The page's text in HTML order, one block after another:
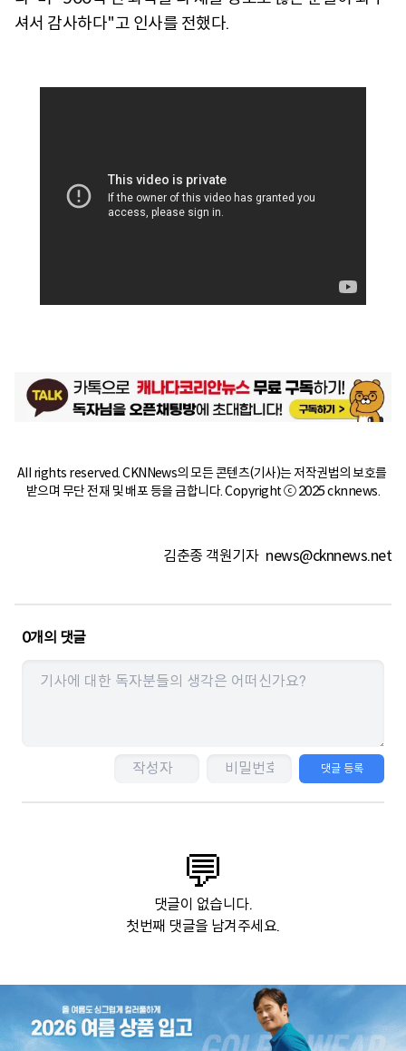
셔서 감사하다"고 인사를 전했다.
All rights reserved. CKNNews의 모든 콘텐츠(기사)는 저작권법의 보호를
받으며 무단 전재 및 배포 등을 금합니다. Copyright ⓒ 2025 cknnews.
김춘종 객원기자 news@cknnews.net
0개의 댓글
댓글 등록
💬
댓글이 없습니다.
첫번째 댓글을 남겨주세요.